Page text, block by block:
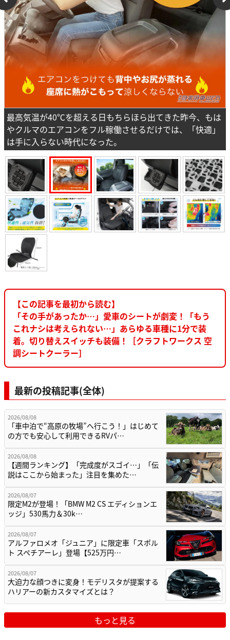
最高気温が40℃を超える日もちらほら出てきた昨今、もは
やクルマのエアコンをフル稼働させるだけでは、「快適」
は手に入らない時代になった。
【この記事を最初から読む】
「その手があったか…」愛車のシートが劇変！「もう
これナシは考えられない…」あらゆる車種に1分で装
着。切り替えスイッチも装備！［クラフトワークス 空
調シートクーラー］
最新の投稿記事(全体)
2026/08/08
「車中泊で“高原の牧場”へ行こう！」はじめて
の方でも安心して利用できるRVパ…
2026/08/08
【週間ランキング】「完成度がスゴイ…」「伝
説はここから始まった」注目を集めた…
2026/08/07
限定M2が登場！「BMW M2 CS エディションエ
ッジ」530馬力＆30k…
2026/08/07
アルファロメオ「ジュニア」に限定車「スポル
ト スペチアーレ」登場【525万円…
2026/08/07
大迫力な顔つきに変身！モデリスタが提案する
ハリアーの新カスタマイズとは？
もっと見る